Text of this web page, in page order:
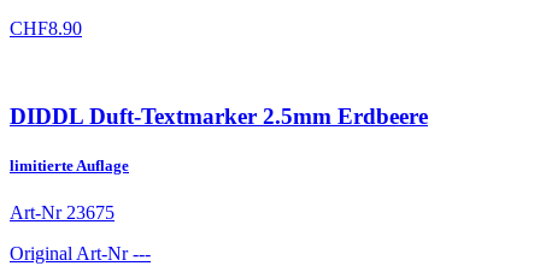
CHF8.90
DIDDL Duft-Textmarker 2.5mm Erdbeere
limitierte Auflage
Art-Nr 23675
Original Art-Nr---